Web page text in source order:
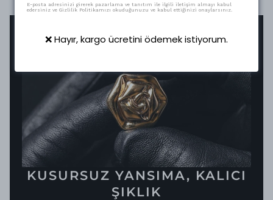
KUSURSUZ YANSIMA, KALICI
ŞIKLIK
E-posta adresinizi girerek pazarlama ve tanıtım ile ilgili iletişim almayı kabul
edersiniz ve Gizlilik Politikamızı okuduğunuzu ve kabul ettiğinizi onaylarsınız.
❌ Hayır, kargo ücretini ödemek istiyorum.